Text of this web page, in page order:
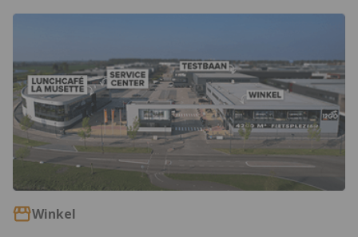
https://www.12gobiking.nl/winkel
Winkel